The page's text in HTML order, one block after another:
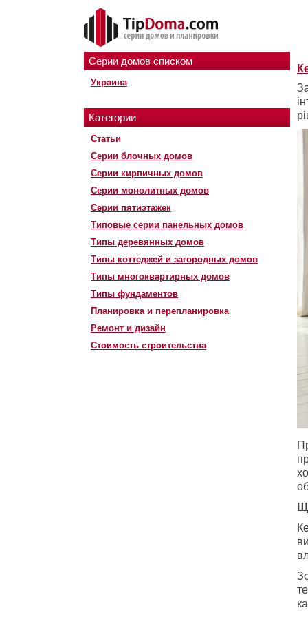
Серии домов списком
Украина
Категории
Статьи
Серии блочных домов
Серии кирпичных домов
Серии монолитных домов
Серии пятиэтажек
Типовые серии панельных домов
Типы деревянных домов
Типы коттеджей и загородных домов
Типы многоквартирных домов
Типы фундаментов
Планировка и перепланировка
Ремонт и дизайн
Стоимость строительства